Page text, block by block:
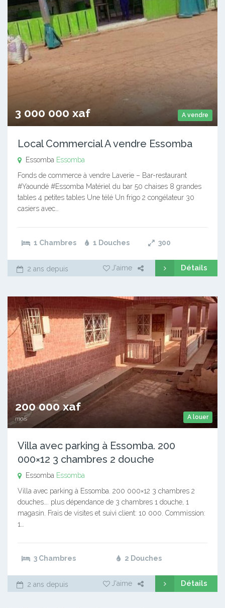
A vendre
3 000 000 xaf
Local Commercial A vendre Essomba
Essomba Essomba
Fonds de commerce à vendre Laverie – Bar-restaurant
#Yaoundé #Essomba Matériel du bar 50 chaises 8 grandes
tables 4 petites tables Une télé Un frigo 2 congélateur 30
casiers avec…
1 Chambres 1 Douches 300
2 ans depuis J'aime Détails
A louer
200 000 xaf
mois
Villa avec parking à Essomba. 200
000×12 3 chambres 2 douche
Essomba Essomba
Villa avec parking à Essomba. 200 000×12 3 chambres 2
douches…. plus dépendance de 3 chambres 1 douche, 1
magasin. Frais de visites et suivi client: 10 000. Commission:
1…
3 Chambres 2 Douches
2 ans depuis J'aime Détails